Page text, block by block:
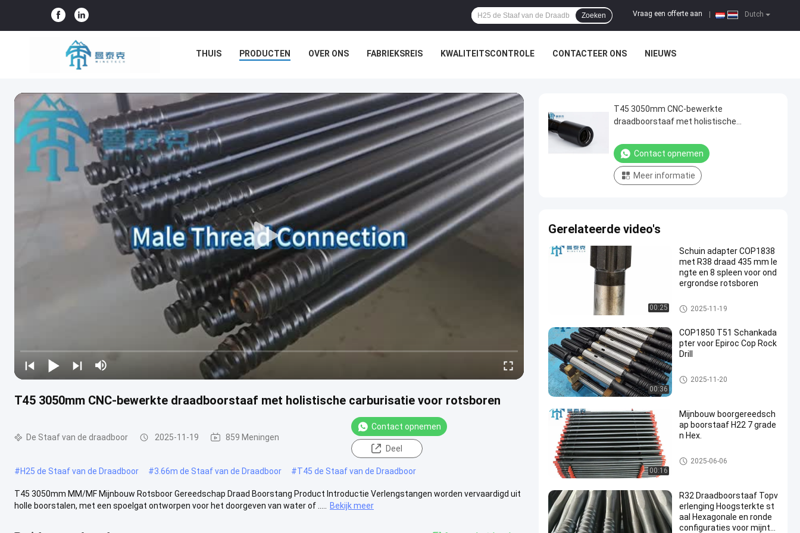
Dutch
Vraag een offerte aan
Zoeken
THUIS PRODUCTEN OVER ONS FABRIEKSREIS KWALITEITSCONTROLE CONTACTEER ONS NIEUWS
T45 3050mm CNC-bewerkte draadboorstaaf met holistische carburisatie voor rotsboren
De Staaf van de draadboor 2025-11-19 859 Meningen
Contact opnemen
Deel
#H25 de Staaf van de Draadboor #3.66m de Staaf van de Draadboor #T45 de Staaf van de Draadboor
T45 3050mm MM/MF Mijnbouw Rotsboor Gereedschap Draad Boorstang Product Introductie Verlengstangen worden vervaardigd uit
holle boorstalen, met een spoelgat ontworpen voor het doorgeven van water of .....
Bekijk meer
T45 3050mm CNC-bewerkte
draadboorstaaf met holistische
Contact opnemen
Meer informatie
Gerelateerde video's
00:25
Schuin adapter COP1838
met R38 draad 435 mm le
ngte en 8 spleen voor ond
ergrondse rotsboren
De Hulpmiddelen van de rotsb
oring
2025-11-19
00:36
COP1850 T51 Schankada
pter voor Epiroc Cop Rock
Drill
Steeladapter
2025-11-20
00:16
Mijnbouw boorgereedsch
ap boorstaaf H22 7 grade
n Hex.
Hexagonale Boorstaaf
2025-06-06
R32 Draadboorstaaf Topv
erlenging Hoogsterkte st
aal Hexagonale en ronde
configuraties voor mijntu